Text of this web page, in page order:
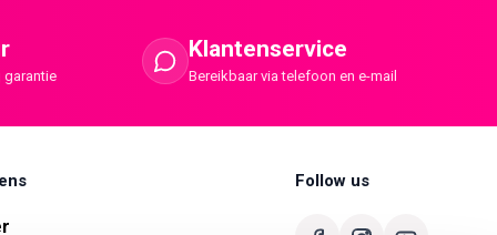
garantie
Klantenservice
Bereikbaar via telefoon en e-mail
Follow us